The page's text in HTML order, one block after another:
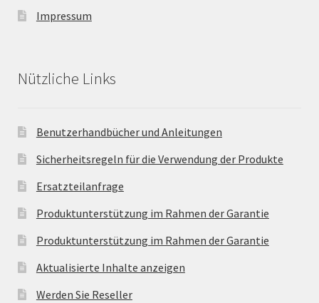
Impressum
Nützliche Links
Benutzerhandbücher und Anleitungen
Sicherheitsregeln für die Verwendung der Produkte
Ersatzteilanfrage
Produktunterstützung im Rahmen der Garantie
Produktunterstützung im Rahmen der Garantie
Aktualisierte Inhalte anzeigen
Werden Sie Reseller